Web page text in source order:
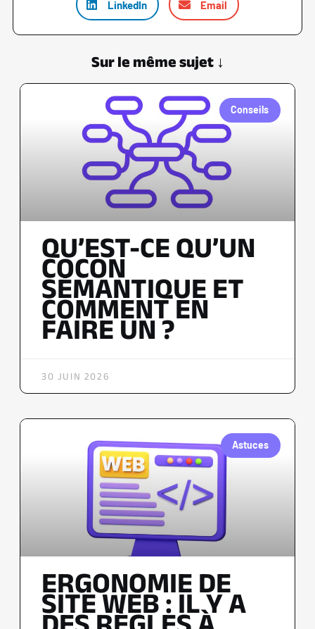
LinkedIn Email
Sur le même sujet ↓
Conseils
QU’EST-CE QU’UN
COCON
SÉMANTIQUE ET
COMMENT EN
FAIRE UN ?
30 JUIN 2026
Astuces
ERGONOMIE DE
SITE WEB : IL Y A